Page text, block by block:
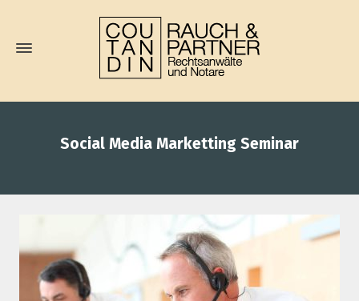
Social Media Marketting Seminar